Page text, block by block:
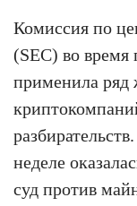
Комиссия по
(SEC) во время
применила ряд
неделе
суд против